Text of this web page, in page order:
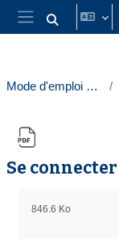
Passer au contenu
Panneau latéral
Activer/
Mode d'emploi des EPI (enseignants)
Se
846.6 Ko